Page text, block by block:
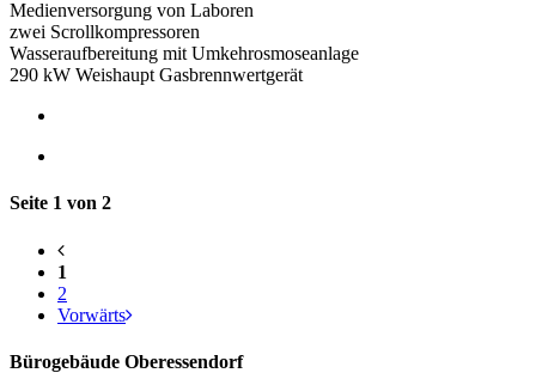
Medienversorgung von Laboren
zwei Scrollkompressoren
Wasseraufbereitung mit Umkehrosmoseanlage
290 kW Weishaupt Gasbrennwertgerät
Seite 1 von 2
1
2
Vorwärts
Bürogebäude Oberessendorf